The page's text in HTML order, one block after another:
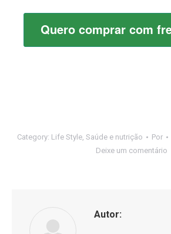
Category: Life Style, Saúde e nutrição Por
Deixe um comentário
Autor: